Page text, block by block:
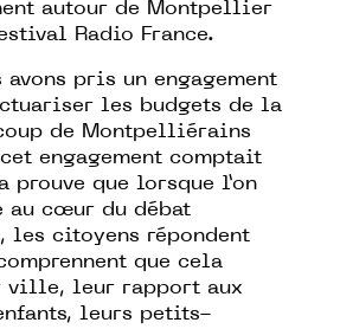
autour de Montpellier
Radio France.
avons pris un engagement
les budgets de la
de Montpelliérains
engagement comptait
prouve que lorsque l’on
au cœur du débat
les citoyens répondent
que cela
ville, leur rapport aux
leurs petits-